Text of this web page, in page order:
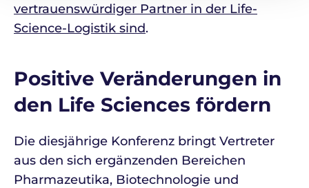
vertrauenswürdiger Partner in der Life-
Science-Logistik sind.
Positive Veränderungen in
den Life Sciences fördern
Die diesjährige Konferenz bringt Vertreter
aus den sich ergänzenden Bereichen
Pharmazeutika, Biotechnologie und